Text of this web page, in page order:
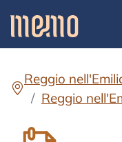
Reggio
Reggio